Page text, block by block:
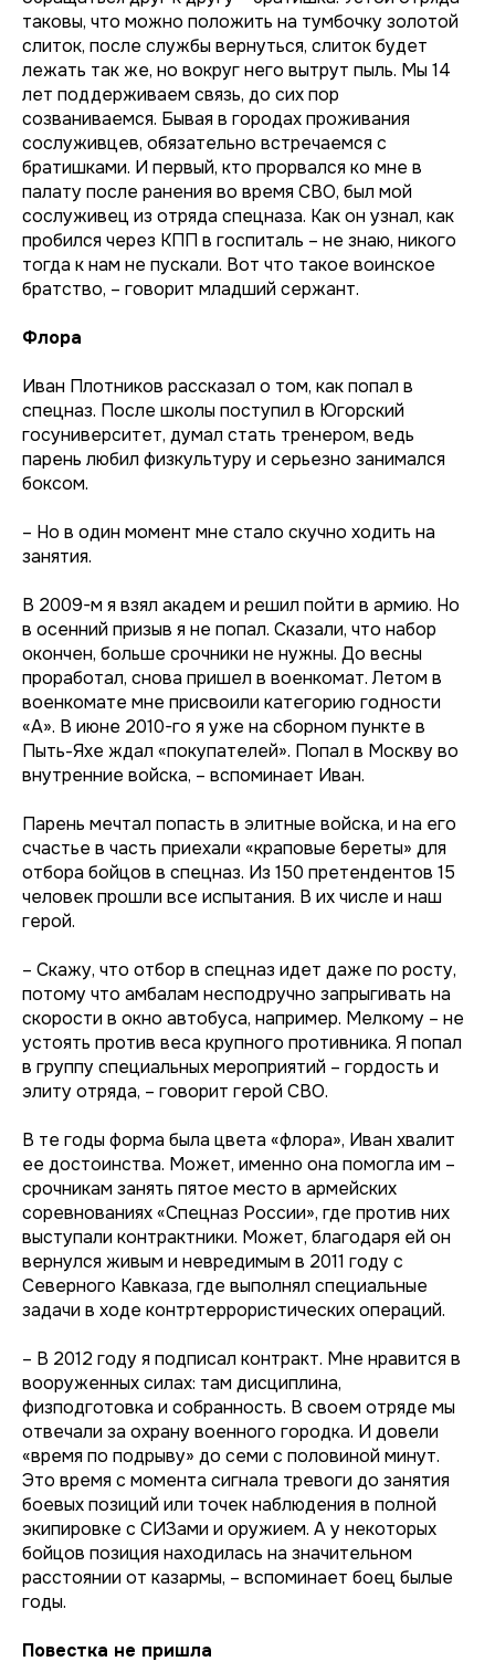
таковы, что можно положить на тумбочку золотой
слиток, после службы вернуться, слиток будет
лежать так же, но вокруг него вытрут пыль. Мы 14
лет поддерживаем связь, до сих пор
созваниваемся. Бывая в городах проживания
сослуживцев, обязательно встречаемся с
братишками. И первый, кто прорвался ко мне в
палату после ранения во время СВО, был мой
сослуживец из отряда спецназа. Как он узнал, как
пробился через КПП в госпиталь – не знаю, никого
тогда к нам не пускали. Вот что такое воинское
братство, – говорит младший сержант.
Флора
Иван Плотников рассказал о том, как попал в
спецназ. После школы поступил в Югорский
госуниверситет, думал стать тренером, ведь
парень любил физкультуру и серьезно занимался
боксом.
– Но в один момент мне стало скучно ходить на
занятия.
В 2009-м я взял академ и решил пойти в армию. Но
в осенний призыв я не попал. Сказали, что набор
окончен, больше срочники не нужны. До весны
проработал, снова пришел в военкомат. Летом в
военкомате мне присвоили категорию годности
«А». В июне 2010-го я уже на сборном пункте в
Пыть-Яхе ждал «покупателей». Попал в Москву во
внутренние войска, – вспоминает Иван.
Парень мечтал попасть в элитные войска, и на его
счастье в часть приехали «краповые береты» для
отбора бойцов в спецназ. Из 150 претендентов 15
человек прошли все испытания. В их числе и наш
герой.
– Скажу, что отбор в спецназ идет даже по росту,
потому что амбалам несподручно запрыгивать на
скорости в окно автобуса, например. Мелкому – не
устоять против веса крупного противника. Я попал
в группу специальных мероприятий – гордость и
элиту отряда, – говорит герой СВО.
В те годы форма была цвета «флора», Иван хвалит
ее достоинства. Может, именно она помогла им –
срочникам занять пятое место в армейских
соревнованиях «Спецназ России», где против них
выступали контрактники. Может, благодаря ей он
вернулся живым и невредимым в 2011 году с
Северного Кавказа, где выполнял специальные
задачи в ходе контртеррористических операций.
– В 2012 году я подписал контракт. Мне нравится в
вооруженных силах: там дисциплина,
физподготовка и собранность. В своем отряде мы
отвечали за охрану военного городка. И довели
«время по подрыву» до семи с половиной минут.
Это время с момента сигнала тревоги до занятия
боевых позиций или точек наблюдения в полной
экипировке с СИЗами и оружием. А у некоторых
бойцов позиция находилась на значительном
расстоянии от казармы, – вспоминает боец былые
годы.
Повестка не пришла